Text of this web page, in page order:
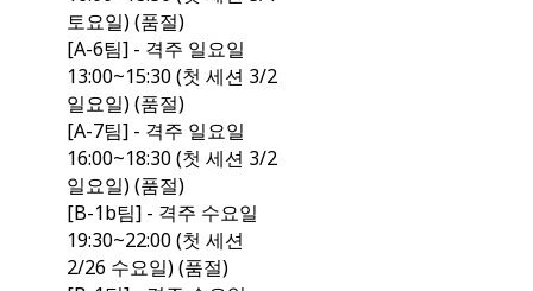
토요일) (품절)
[A-6팀] - 격주 일요일
13:00~15:30 (첫 세션 3/2
일요일) (품절)
[A-7팀] - 격주 일요일
16:00~18:30 (첫 세션 3/2
일요일) (품절)
[B-1b팀] - 격주 수요일
19:30~22:00 (첫 세션
2/26 수요일) (품절)